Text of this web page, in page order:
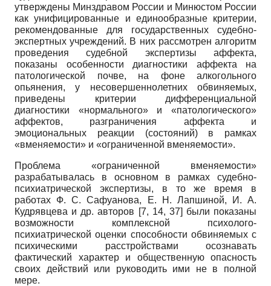
утверждены Минздравом России и Минюстом России
как унифицированные и единообразные критерии,
рекомендованные для государственных судебно-
экспертных учреждений. В них рассмотрен алгоритм
проведения судебной экспертизы аффекта,
показаны особенности диагностики аффекта на
патологической почве, на фоне алкогольного
опьянения, у несовершеннолетних обвиняемых,
приведены критерии дифференциальной
диагностики «нормального» и «патологического»
аффектов, разграничения аффекта и
эмоциональных реакции (состояний) в рамках
«вменяемости» и «ограниченной вменяемости».
Проблема «ограниченной вменяемости»
разрабатывалась в основном в рамках судебно-
психиатрической экспертизы, в то же время в
работах Ф. С. Сафуанова, Е. Н. Лапшиной, И. А.
Кудрявцева и др. авторов [7, 14, 37] были показаны
возможности комплексной психолого-
психиатрической оценки способности обвиняемых с
психическими расстройствами осознавать
фактический характер и общественную опасность
своих действий или руководить ими не в полной
мере.